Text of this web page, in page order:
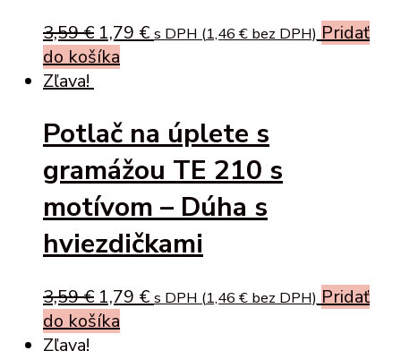
3,59€ Original
price
1,79 €Current
s DPH (1,46 € bez DPH) Pridať
do košíka
Zľava!
Potlač na úplete s
gramážou TE 210 s
motívom – Dúha s
hviezdičkami
3,59€ Original
price
1,79 €Current
s DPH (1,46 € bez DPH) Pridať
do košíka
Zľava!